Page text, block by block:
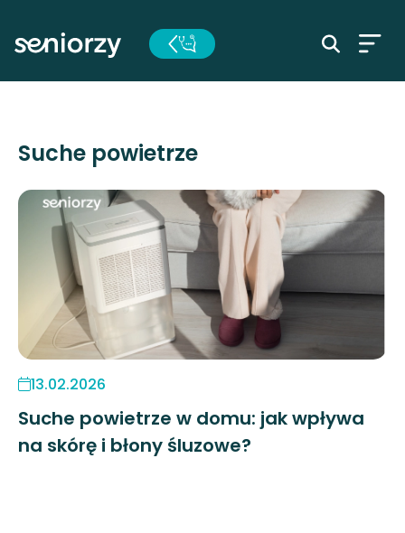
Suche powietrze
13.02.2026
Suche powietrze w domu: jak wpływa
na skórę i błony śluzowe?